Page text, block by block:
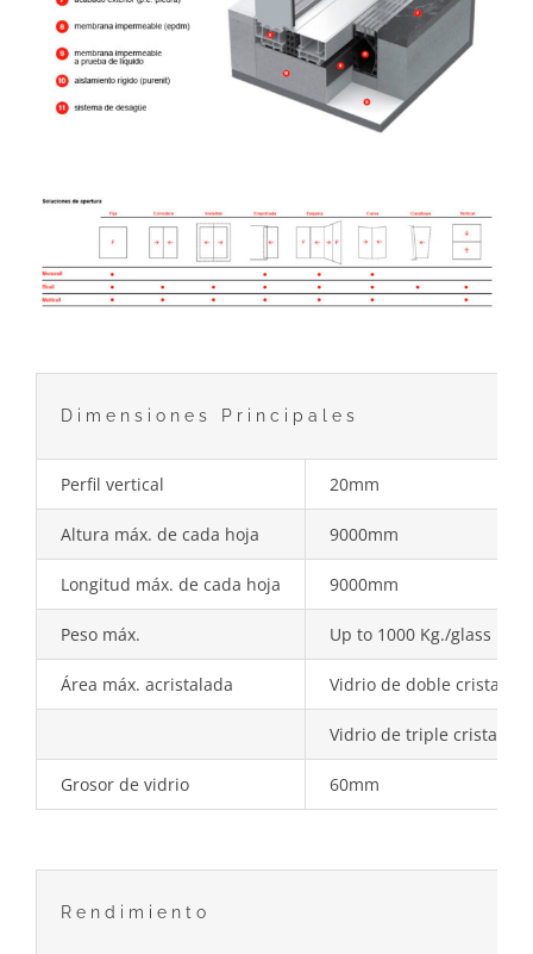
Dimensiones Principales
Perfil vertical 20mm
Altura máx. de cada hoja 9000mm
Longitud máx. de cada hoja 9000mm
Peso máx. Up to 1000 Kg./glass
Área máx. acristalada Vidrio de doble cristal
Vidrio de triple cristal
Grosor de vidrio 60mm
Rendimiento